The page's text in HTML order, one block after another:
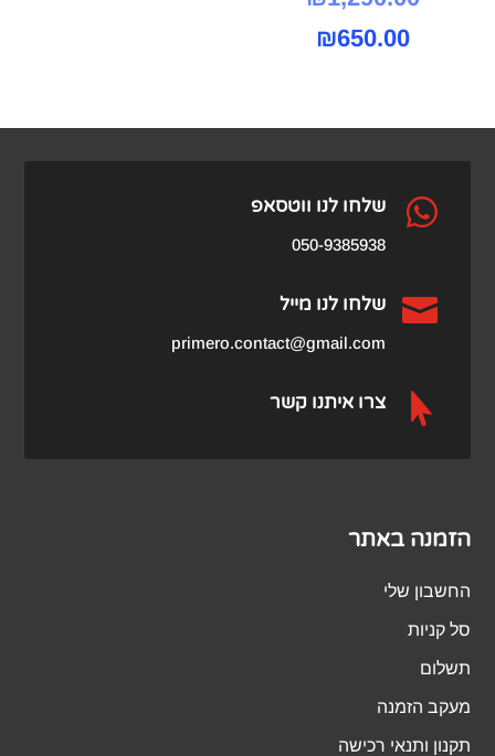
₪650.00
 שלחו לנו ווטסאפ
050-9385938
 שלחו לנו מייל
primero.contact@gmail.com
 צרו איתנו קשר
הזמנה באתר
החשבון שלי
סל קניות
תשלום
מעקב הזמנה
תקנון ותנאי רכישה